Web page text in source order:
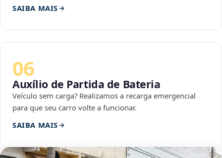
SAIBA MAIS
06
Auxílio de Partida de Bateria
Veículo sem carga? Realizamos a recarga emergencial
para que seu carro volte a funcionar.
SAIBA MAIS